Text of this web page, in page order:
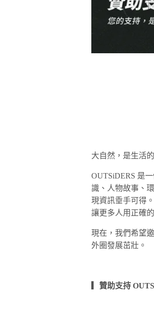
大自然，是生活
OUTSiDERS 是
識、人物故事、
現資訊垂手可得
讓更多人用正確
現在，我們希望
外圈發展茁壯。
▎贊助支持